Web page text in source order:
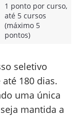
1 ponto por curso,
até 5 cursos
(máximo 5
pontos)
seletivo
180 dias.
uma única
mantida a